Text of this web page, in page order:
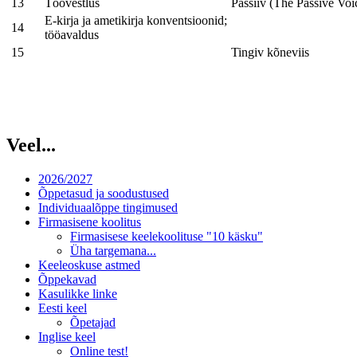
14
E-kirja ja ametikirja konventsioonid;
tööavaldus
15
Tingiv kõneviis
Veel...
2026/2027
Õppetasud ja soodustused
Individuaalõppe tingimused
Firmasisene koolitus
Firmasisese keelekoolituse "10 käsku"
Üha targemana...
Keeleoskuse astmed
Õppekavad
Kasulikke linke
Eesti keel
Õpetajad
Inglise keel
Online test!